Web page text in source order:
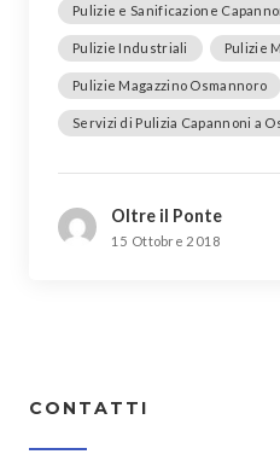
Pulizie e Sanificazione
Pulizie Industriali Pulizie
Pulizie Magazzino Osmannoro
Servizi di Pulizia Capannoni a
Oltre il Ponte
15 Ottobre 2018
CONTATTI